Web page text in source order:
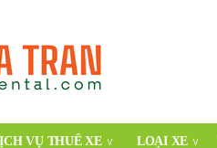
VỤ THUÊ XE LOẠI XE